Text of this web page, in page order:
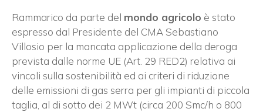
Rammarico da parte del mondo agricolo è stato
espresso dal Presidente del CMA Sebastiano
Villosio per la mancata applicazione della deroga
prevista dalle norme UE (Art. 29 RED2) relativa ai
vincoli sulla sostenibilità ed ai criteri di riduzione
delle emissioni di gas serra per gli impianti di piccola
taglia, al di sotto dei 2 MWt (circa 200 Smc/h o 800